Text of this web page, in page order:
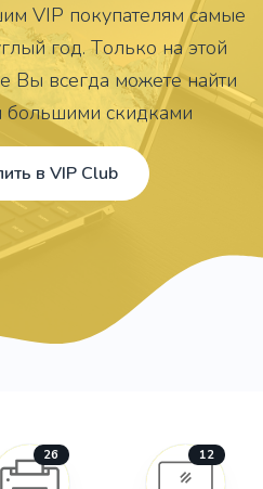
VIP покупателям самые
год. Tолько на этой
Вы всегда можете найти
большими скидками
в VIP Club
26 12